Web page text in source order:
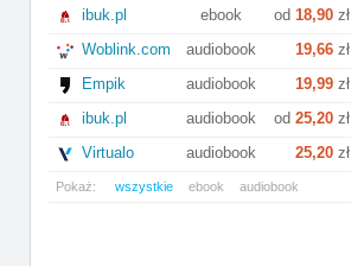
ibuk.pl
ebook od 18,90zł
Woblink.com
audiobook 19,66zł
Empik
audiobook 19,99zł
ibuk.pl
audiobook od 25,20zł
Virtualo
audiobook 25,20zł
Pokaż: wszystkie ebook audiobook